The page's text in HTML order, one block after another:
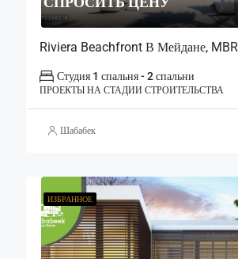
Riviera Beachfront В Мейдане, MBR
Студия 1 спальня - 2 спальни
ПРОЕКТЫ НА СТАДИИ СТРОИТЕЛЬСТВА
Шабабек
ИЗБРАННОЕ